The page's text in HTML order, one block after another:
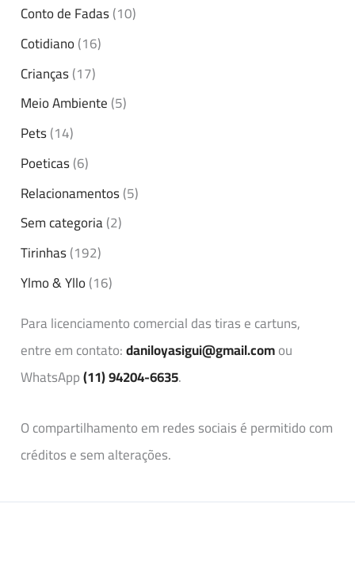
Conto de Fadas(10)
Cotidiano(16)
Crianças(17)
Meio Ambiente(5)
Pets(14)
Poeticas(6)
Relacionamentos(5)
Sem categoria(2)
Tirinhas(192)
Ylmo & Yllo(16)
Para licenciamento comercial das tiras e cartuns,
entre em contato:daniloyasigui@gmail.comou
WhatsApp(11) 94204-6635.
O compartilhamento em redes sociais é permitido com
créditos e sem alterações.